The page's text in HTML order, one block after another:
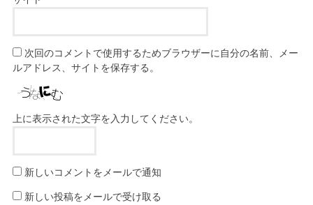
次回のコメントで使用するためブラウザーに自分の名前、メー
ルアドレス、サイトを保存する。
上に表示された文字を入力してください。
新しいコメントをメールで通知
新しい投稿をメールで受け取る